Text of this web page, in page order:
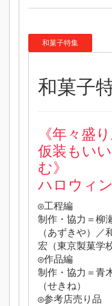
和菓子特集
和菓子
《年々盛
仮装もい
む》
ハロウィ
◎工程編
制作・協力＝柳
（あずきや）
宏（東京製菓学校
◎作品編
制作・協力＝青
（せきね）
◎参考店売り品